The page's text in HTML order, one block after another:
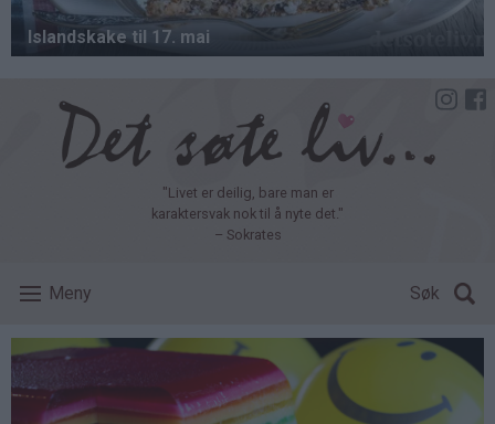
"Livet er deilig, bare man er
karaktersvak nok til å nyte det."
– Sokrates
Meny Søk